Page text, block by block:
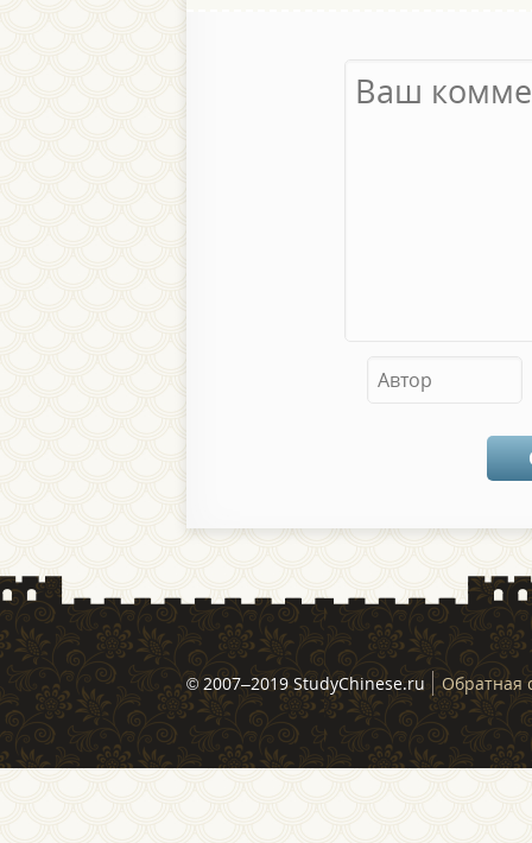
© 2007–2019 StudyChinese.ru Обратная